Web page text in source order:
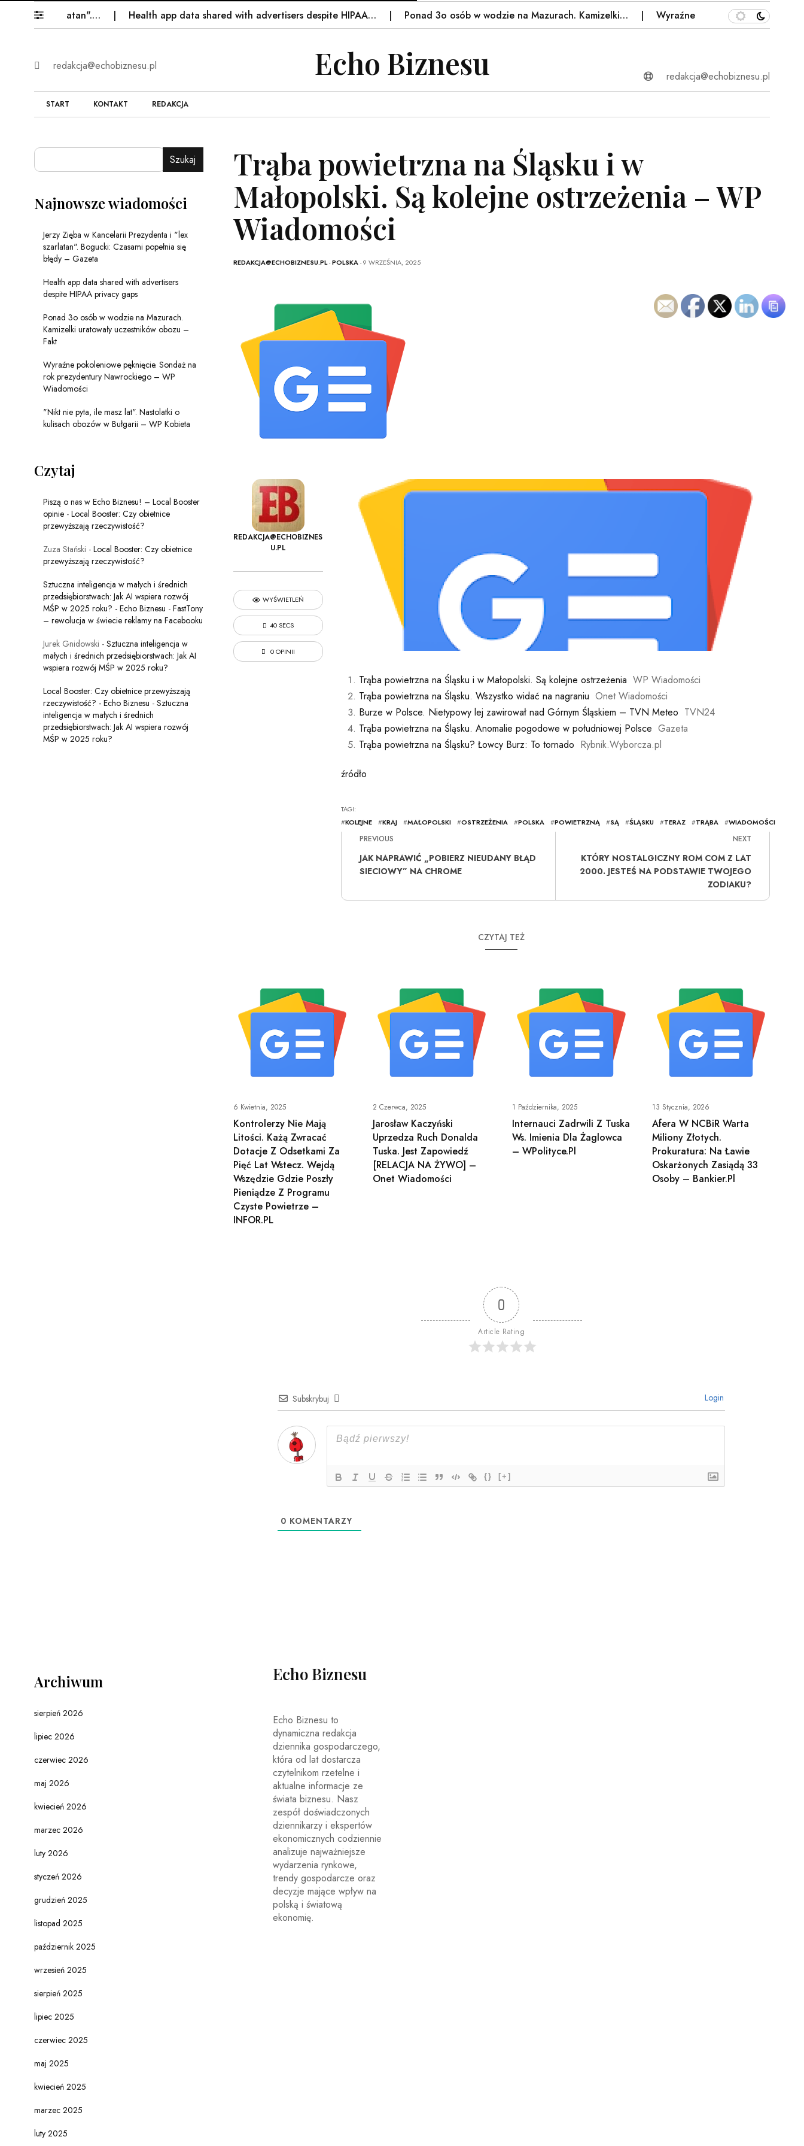
szarlatan".… Health app data shared with advertisers despite HIPAA… Ponad 3o osób w wodzie na Mazurach. Kamizelki… Wyraźne pokoleniowe pęknięcie.
redakcja@echobiznesu.pl Echo Biznesu redakcja@echobiznesu.pl
START KONTAKT REDAKCJA
Trąba powietrzna na Śląsku i w
Małopolski. Są kolejne ostrzeżenia – WP
Wiadomości
REDAKCJA@ECHOBIZNESU.PL-POLSKA - 9 WRZEŚNIA, 2025
REDAKCJA@ECHOBIZNES
U.PL
WYŚWIETLEŃ
40 SECS
0 OPINII
Trąba powietrzna na Śląsku i w Małopolski. Są kolejne ostrzeżenia WP Wiadomości
Trąba powietrzna na Śląsku. Wszystko widać na nagraniu Onet Wiadomości
Burze w Polsce. Nietypowy lej zawirował nad Górnym Śląskiem – TVN Meteo TVN24
Trąba powietrzna na Śląsku. Anomalie pogodowe w południowej Polsce Gazeta
Trąba powietrzna na Śląsku? Łowcy Burz: To tornado Rybnik.Wyborcza.pl
źródło
TAGI:
#KOLEJNE #KRAJ #MAŁOPOLSKI #OSTRZEŻENIA #POLSKA #POWIETRZNĄ #SĄ #ŚLĄSKU #TERAZ #TRĄBA #WIADOMOŚCI
PREVIOUS
JAK NAPRAWIĆ „POBIERZ NIEUDANY BŁĄD
SIECIOWY” NA CHROME
NEXT
KTÓRY NOSTALGICZNY ROM COM Z LAT
2000. JESTEŚ NA PODSTAWIE TWOJEGO
ZODIAKU?
CZYTAJ TEŻ
6 Kwietnia, 2025
Kontrolerzy Nie Mają
Litości. Każą Zwracać
Dotacje Z Odsetkami Za
Pięć Lat Wstecz. Wejdą
Wszędzie Gdzie Poszły
Pieniądze Z Programu
Czyste Powietrze –
INFOR.PL
2 Czerwca, 2025
Jarosław Kaczyński
Uprzedza Ruch Donalda
Tuska. Jest Zapowiedź
[RELACJA NA ŻYWO] –
Onet Wiadomości
1 Października, 2025
Internauci Zadrwili Z Tuska
Ws. Imienia Dla Żaglowca
– WPolityce.pl
13 Stycznia, 2026
Afera W NCBiR Warta
Miliony Złotych.
Prokuratura: Na Ławie
Oskarżonych Zasiądą 33
Osoby – Bankier.pl
0
Article Rating
Subskrybuj Login
{} [+]
0 KOMENTARZY
Szukaj
Najnowsze wiadomości
Jerzy Zięba w Kancelarii Prezydenta i "lex
szarlatan". Bogucki: Czasami popełnia się
błędy – Gazeta
Health app data shared with advertisers
despite HIPAA privacy gaps
Ponad 3o osób w wodzie na Mazurach.
Kamizelki uratowały uczestników obozu –
Fakt
Wyraźne pokoleniowe pęknięcie. Sondaż na
rok prezydentury Nawrockiego – WP
Wiadomości
"Nikt nie pyta, ile masz lat". Nastolatki o
kulisach obozów w Bułgarii – WP Kobieta
Czytaj
Piszą o nas w Echo Biznesu! – Local Booster
opinie - Local Booster: Czy obietnice
przewyższają rzeczywistość?
Zuza Stański - Local Booster: Czy obietnice
przewyższają rzeczywistość?
Sztuczna inteligencja w małych i średnich
przedsiębiorstwach: Jak AI wspiera rozwój
MŚP w 2025 roku? - Echo Biznesu - FastTony
– rewolucja w świecie reklamy na Facebooku
Jurek Gnidowski - Sztuczna inteligencja w
małych i średnich przedsiębiorstwach: Jak AI
wspiera rozwój MŚP w 2025 roku?
Local Booster: Czy obietnice przewyższają
rzeczywistość? - Echo Biznesu - Sztuczna
inteligencja w małych i średnich
przedsiębiorstwach: Jak AI wspiera rozwój
MŚP w 2025 roku?
Archiwum
sierpień 2026
lipiec 2026
czerwiec 2026
maj 2026
kwiecień 2026
marzec 2026
luty 2026
styczeń 2026
grudzień 2025
listopad 2025
październik 2025
wrzesień 2025
sierpień 2025
lipiec 2025
czerwiec 2025
maj 2025
kwiecień 2025
marzec 2025
luty 2025
Echo Biznesu
Echo Biznesu to
dynamiczna redakcja
dziennika gospodarczego,
która od lat dostarcza
czytelnikom rzetelne i
aktualne informacje ze
świata biznesu. Nasz
zespół doświadczonych
dziennikarzy i ekspertów
ekonomicznych codziennie
analizuje najważniejsze
wydarzenia rynkowe,
trendy gospodarcze oraz
decyzje mające wpływ na
polską i światową
ekonomię.